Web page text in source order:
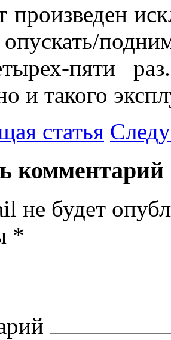
произведен
пяти
и такого
статья
комментарий
не будет
*